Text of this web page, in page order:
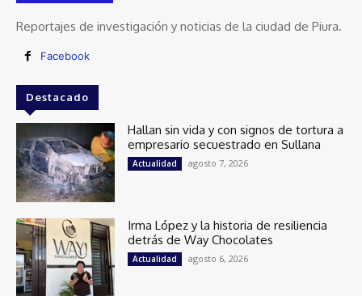
Reportajes de investigación y noticias de la ciudad de Piura.
Facebook
Destacado
Hallan sin vida y con signos de tortura a
empresario secuestrado en Sullana
Actualidad agosto 7, 2026
Irma López y la historia de resiliencia
detrás de Way Chocolates
Actualidad agosto 6, 2026